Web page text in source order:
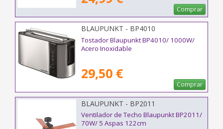
Comprar
BLAUPUNKT - BP4010
Tostador Blaupunkt BP4010/ 1000W/
Acero Inoxidable
29,50 €
Comprar
BLAUPUNKT - BP2011
Ventilador de Techo Blaupunkt BP2011/
70W/ 5 Aspas 122cm